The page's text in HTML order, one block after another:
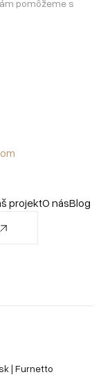
pomôžeme s
projektO násBlog
| Furnetto